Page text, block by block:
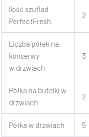
Ilość szuflad
PerfectFresh
2
Liczba półek na
konserwy
w drzwiach
3
Półka na butelki w
drzwiach
2
Półka w drzwiach 5